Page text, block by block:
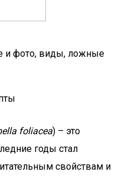
и фото, виды, ложные
foliacea) – это
годы стал
свойствам и